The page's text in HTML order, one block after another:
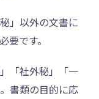
」以外の文書に
要です。
「社外秘」「一
書類の目的に応